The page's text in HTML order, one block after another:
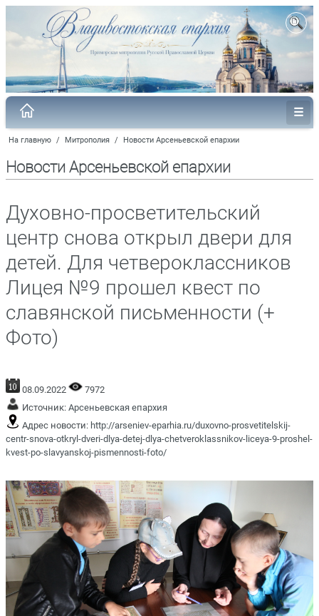
На главную / Митрополия / Новости Арсеньевской епархии
Новости Арсеньевской епархии
Духовно-просветительский
центр снова открыл двери для
детей. Для четвероклассников
Лицея №9 прошел квест по
славянской письменности (+
Фото)
08.09.2022
7972
Источник: Арсеньевская епархия
Адрес новости: http://arseniev-eparhia.ru/duxovno-prosvetitelskij-
centr-snova-otkryl-dveri-dlya-detej-dlya-chetveroklassnikov-liceya-9-proshel-
kvest-po-slavyanskoj-pismennosti-foto/